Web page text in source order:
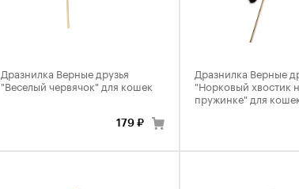
Дразнилка Верные друзья
"Веселый червячок" для кошек
179 ₽
Дразнилка Верные
"Норковый хвостик
пружинке" для